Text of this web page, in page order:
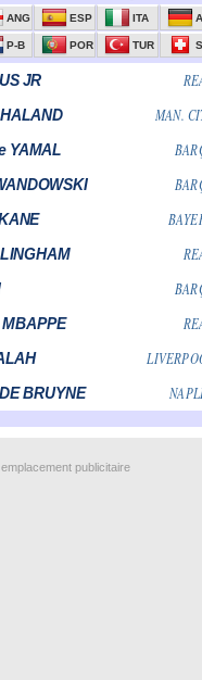
emplacement publicitaire